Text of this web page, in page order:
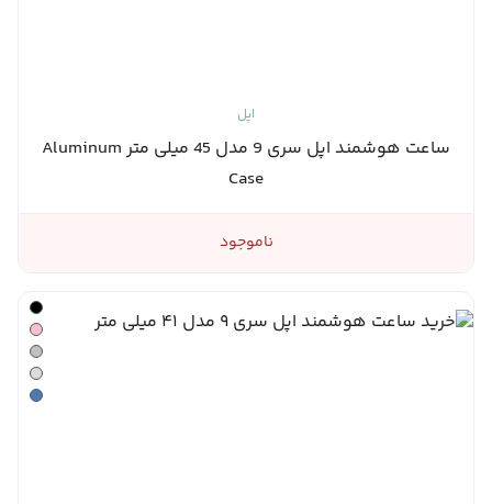
اپل
ساعت هوشمند اپل سری 9 مدل 45 میلی متر Aluminum
Case
ناموجود